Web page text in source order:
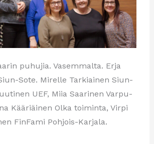
puhujia. Vasemmalta. Erja
Sote. Mirelle Tarkiainen Siun-
UEF, Miia Saarinen Varpu-
Kääriäinen Olka toiminta, Virpi
FinFami Pohjois-Karjala.